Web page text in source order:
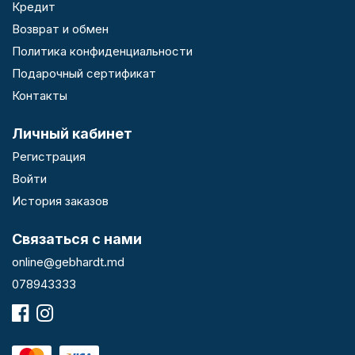
Кредит
Возврат и обмен
Политика конфиденциальности
Подарочный сертификат
Контакты
Личный кабинет
Регистрация
Войти
История заказов
Связаться с нами
online@gebhardt.md
078943333